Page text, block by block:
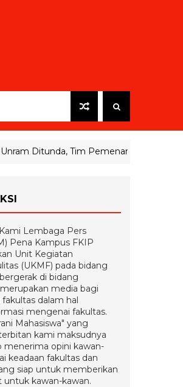
Ditunda, Tim Pemenangan Soroti
Lembaga Pers
Pena Kampus FKIP
Unit Kegiatan
(UKMF) pada bidang
di bidang
media bagi
dalam hal
mengenai fakultas.
Mahasiswa" yang
kami maksudnya
menerima opini kawan-
keadaan fakultas dan
siap untuk memberikan
kawan-kawan.